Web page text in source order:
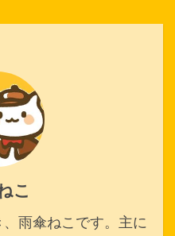
こ
雨傘ねこです。主に